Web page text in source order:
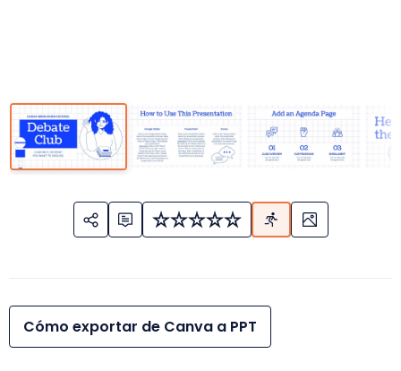
Cómo exportar de Canva a PPT